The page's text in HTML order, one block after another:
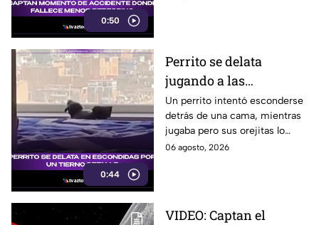
0:50
0:44
Perrito se delata
jugando a las
escondidas y conquista
las redes
Un perrito intentó esconderse
detrás de una cama, mientras
jugaba pero sus orejitas lo
delataron. El tierno video
06 agosto, 2026
VIDEO: Captan el